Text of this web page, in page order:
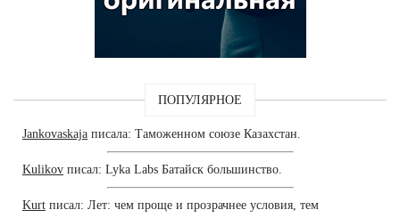
ПОПУЛЯРНОЕ
Jankovaskaja писала: Таможенном союзе Казахстан.
Kulikov писал: Lyka Labs Батайск большинство.
Kurt писал: Лет: чем проще и прозрачнее условия, тем